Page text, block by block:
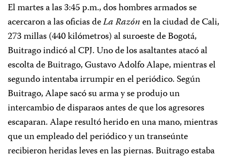
El martes a las 3:45 p.m., dos hombres armados se
acercaron a las oficias deLa Razónen la ciudad de Cali,
273 millas (440 kilómetros) al suroeste de Bogotá,
Buitrago indicó al CPJ. Uno de los asaltantes atacó al
escolta de Buitrago, Gustavo Adolfo Alape, mientras el
segundo intentaba irrumpir en el periódico. Según
Buitrago, Alape sacó su arma y se produjo un
intercambio de disparaos antes de que los agresores
escaparan. Alape resultó herido en una mano, mientras
que un empleado del periódico y un transeúnte
recibieron heridas leves en las piernas. Buitrago estaba